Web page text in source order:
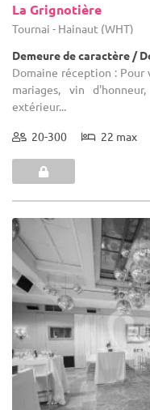
20-300 22 max
Domaine Maelstede
Kuurne - Flandre
Demeure de caractère /
Domaine réception :